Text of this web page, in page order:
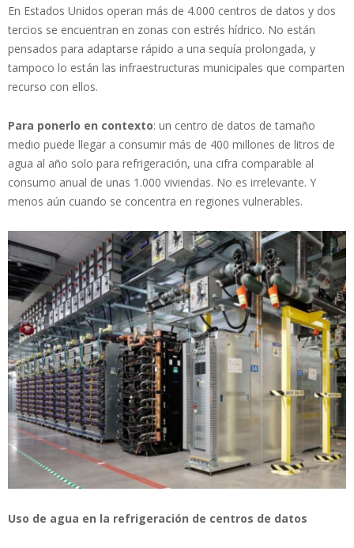
En Estados Unidos operan más de 4.000 centros de datos y dos
tercios se encuentran en zonas con estrés hídrico. No están
pensados para adaptarse rápido a una sequía prolongada, y
tampoco lo están las infraestructuras municipales que comparten
recurso con ellos.
Para ponerlo en contexto: un centro de datos de tamaño
medio puede llegar a consumir más de 400 millones de litros de
agua al año solo para refrigeración, una cifra comparable al
consumo anual de unas 1.000 viviendas. No es irrelevante. Y
menos aún cuando se concentra en regiones vulnerables.
Uso de agua en la refrigeración de centros de datos